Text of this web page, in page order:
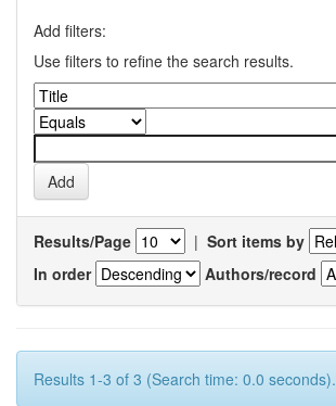
Add filters:
Use filters to refine the search results.
Results/Page | Sort items by
In order
Authors/record
Results 1-3 of 3 (Search time: 0.0 seconds).